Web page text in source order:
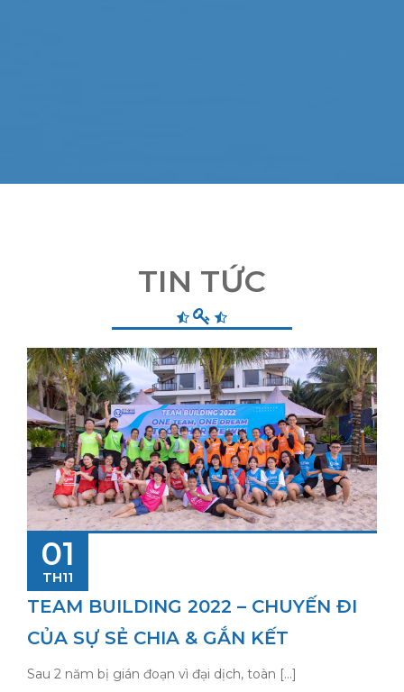
TIN TỨC
01
TH11
TEAM BUILDING 2022 – CHUYẾN ĐI
CỦA SỰ SẺ CHIA & GẮN KẾT
Sau 2 năm bị gián đoạn vì đại dịch, toàn […]